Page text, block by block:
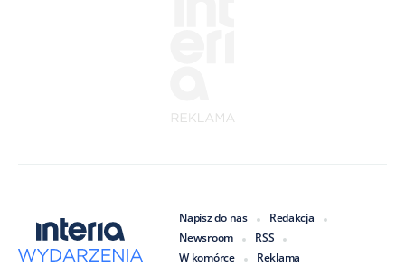
Napisz do nas
Redakcja
Newsroom
RSS
W komórce
Reklama